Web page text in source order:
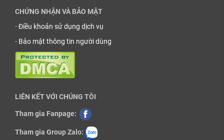
CHỨNG NHẬN VÀ BẢO MẬT
-Điều khoản sử dụng dịch vụ
- Bảo mật thông tin người dùng
LIÊN KẾT VỚI CHÚNG TÔI
Tham gia Fanpage:
Tham gia Group Zalo: